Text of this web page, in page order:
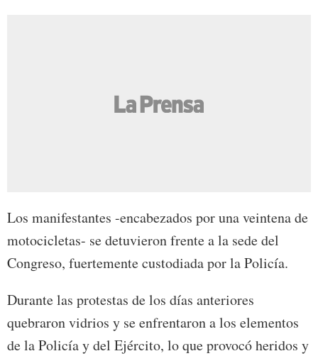
Los manifestantes -encabezados por una veintena de
motocicletas- se detuvieron frente a la sede del
Congreso, fuertemente custodiada por la Policía.
Durante las protestas de los días anteriores
quebraron vidrios y se enfrentaron a los elementos
de la Policía y del Ejército, lo que provocó heridos y